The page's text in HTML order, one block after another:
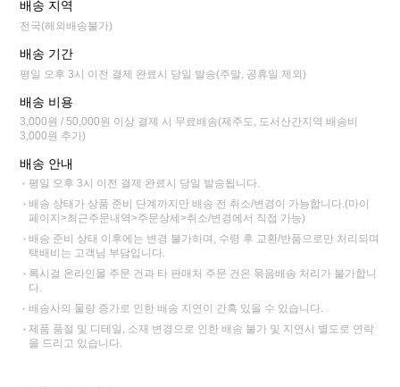
배송 지역
전국(해외배송불가)
배송 기간
평일 오후 3시 이전 결제 완료시 당일 발송(주말, 공휴일 제외)
배송 비용
3,000원 / 50,000원 이상 결제 시 무료배송(제주도, 도서산간지역 배송비
3,000원 추가)
배송 안내
평일 오후 3시 이전 결제 완료시 당일 발송됩니다.
배송 상태가 상품 준비 단계까지만 배송 전 취소/변경이 가능합니다.(마이
페이지>최근주문내역>주문상세>취소/변경에서 직접 가능)
배송 준비 상태 이후에는 변경 불가하며, 수령 후 교환/반품으로만 처리되며
택배비는 고객님 부담입니다.
록시걸 온라인몰 주문 건과 타 판매처 주문 건은 묶음배송 처리가 불가합니
다.
배송사의 물량 증가로 인한 배송 지연이 간혹 있을 수 있습니다.
제품 품절 및 디테일, 소재 변경으로 인한 배송 불가 및 지연시 별도로 연락
을 드리고 있습니다.